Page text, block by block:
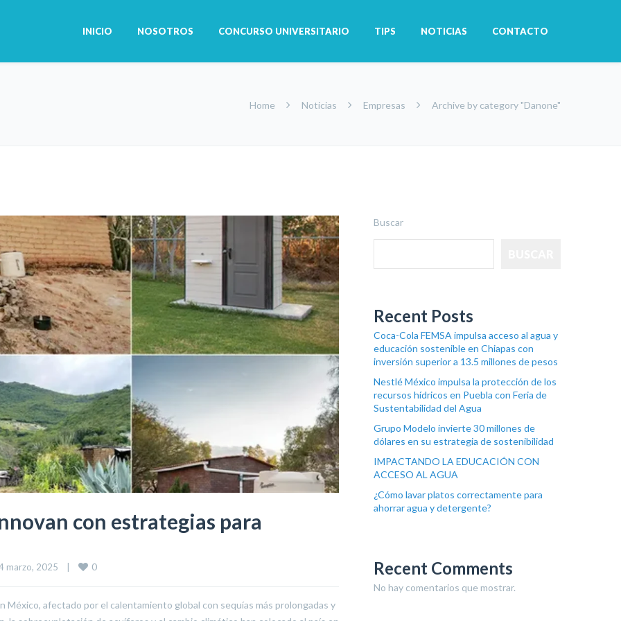
INICIO NOSOTROS CONCURSO UNIVERSITARIO TIPS NOTICIAS CONTACTO
Home Noticias Empresas Archive by category "Danone"
con estrategias para
marzo, 2025 0
México, afectado por el calentamiento global con sequías más prolongadas y
Buscar
Recent Posts
Coca-Cola FEMSA impulsa acceso al agua y
educación sostenible en Chiapas con
inversión superior a 13.5 millones de pesos
Nestlé México impulsa la protección de los
recursos hídricos en Puebla con Feria de
Sustentabilidad del Agua
Grupo Modelo invierte 30 millones de
dólares en su estrategia de sostenibilidad
IMPACTANDO LA EDUCACIÓN CON
ACCESO AL AGUA
¿Cómo lavar platos correctamente para
ahorrar agua y detergente?
Recent Comments
No hay comentarios que mostrar.